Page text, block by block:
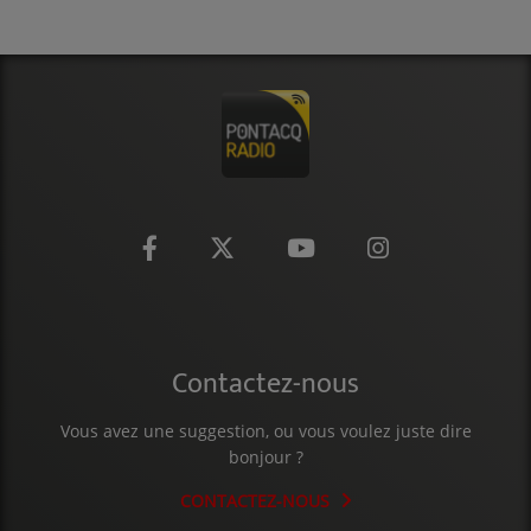
Contactez-nous
Vous avez une suggestion, ou vous voulez juste dire
bonjour ?
CONTACTEZ-NOUS